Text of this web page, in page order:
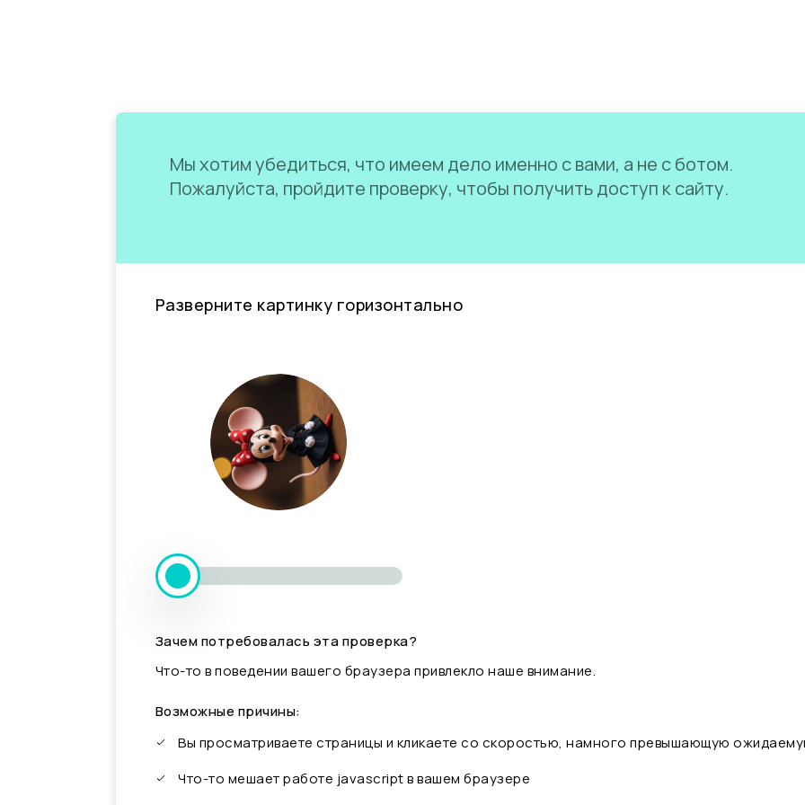
Мы хотим убедиться, что имеем дело именно с вами, а не с ботом.
Пожалуйста, пройдите проверку, чтобы получить доступ к сайту.
Разверните картинку горизонтально
Зачем потребовалась эта проверка?
Что-то в поведении вашего браузера привлекло наше внимание.
Возможные причины:
Вы просматриваете страницы и кликаете со скоростью, намного превышающую
Что-то мешает работе javascript в вашем браузере